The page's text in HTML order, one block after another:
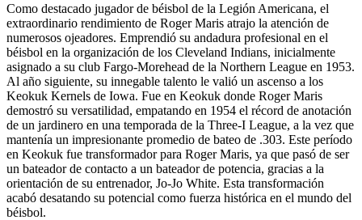
Como destacado jugador de béisbol de la Legión Americana, el
extraordinario rendimiento de Roger Maris atrajo la atención de
numerosos ojeadores. Emprendió su andadura profesional en el
béisbol en la organización de los Cleveland Indians, inicialmente
asignado a su club Fargo-Morehead de la Northern League en 1953.
Al año siguiente, su innegable talento le valió un ascenso a los
Keokuk Kernels de Iowa. Fue en Keokuk donde Roger Maris
demostró su versatilidad, empatando en 1954 el récord de anotación
de un jardinero en una temporada de la Three-I League, a la vez que
mantenía un impresionante promedio de bateo de .303. Este período
en Keokuk fue transformador para Roger Maris, ya que pasó de ser
un bateador de contacto a un bateador de potencia, gracias a la
orientación de su entrenador, Jo-Jo White. Esta transformación
acabó desatando su potencial como fuerza histórica en el mundo del
béisbol.